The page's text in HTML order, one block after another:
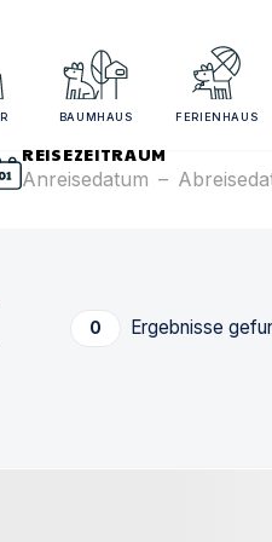
BAUMHAUS FERIENHAUS
angeben für bessere
REISEZEITRAUM
Anreisedatum –
0 Ergebnisse